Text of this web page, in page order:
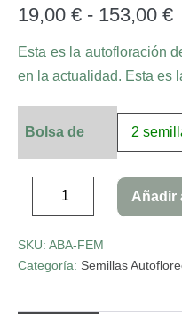
base a
valoracione
clientes
19,00 € - 153,00 €
Esta es la autofloración
en la actualidad. Esta es
Bolsa de
Añadir
SKU: ABA-FEM
Categoría: Semillas